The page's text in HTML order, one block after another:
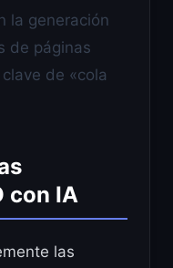
la generación
de páginas
de «cola
con IA
las